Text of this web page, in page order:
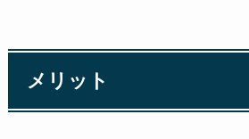
メリット